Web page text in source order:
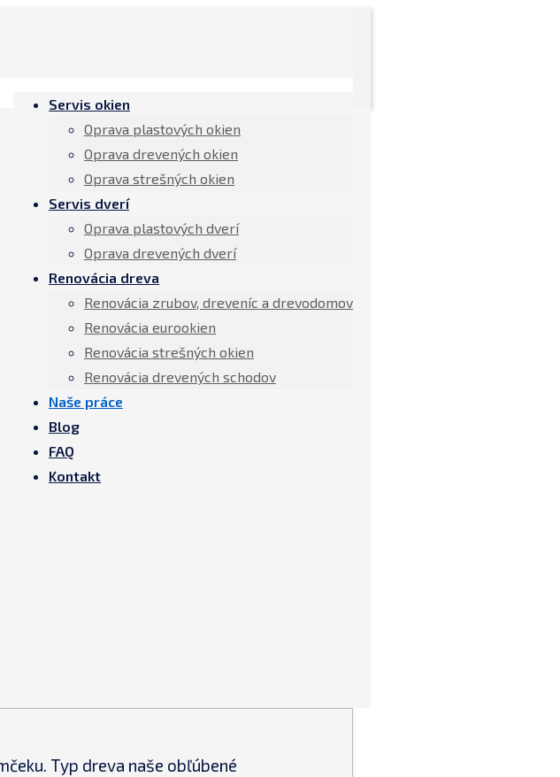
Servis okien
Oprava plastových okien
Oprava drevených okien
Oprava strešných okien
Servis dverí
Oprava plastových dverí
Oprava drevených dverí
Renovácia dreva
Renovácia zrubov, dreveníc a drevodomov
Renovácia eurookien
Renovácia strešných okien
Renovácia drevených schodov
Naše práce
Blog
FAQ
Kontakt
Typ dreva naše obľúbené